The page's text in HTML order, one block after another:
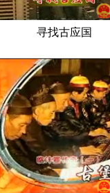
寻找古应国